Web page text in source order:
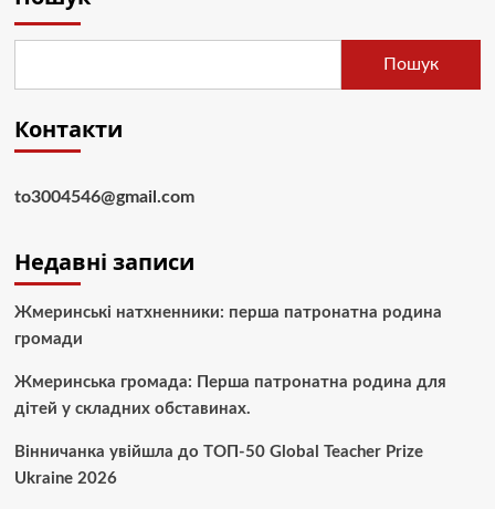
Пошук
Контакти
to3004546@gmail.com
Недавні записи
Жмеринські натхненники: перша патронатна родина
громади
Жмеринська громада: Перша патронатна родина для
дітей у складних обставинах.
Вінничанка увійшла до ТОП-50 Global Teacher Prize
Ukraine 2026